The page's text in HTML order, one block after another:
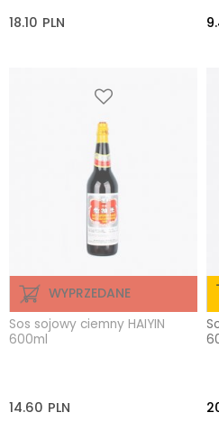
18.10 PLN
WYPRZEDANE
Sos sojowy ciemny HAIYIN
600ml
14.60 PLN